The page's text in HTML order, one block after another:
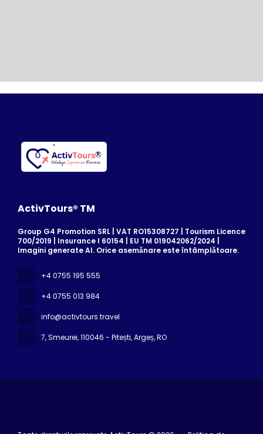
ActivTours® TM
Group G4 Promotion SRL | VAT RO15308727 | Tourism Licence
700/2019 | Insurance I 60154 | EU TM 019042062/2024 |
Imagini generate AI. Orice asemănare este întâmplătoare.
+4 0755 195 555
+4 0755 013 984
info@activtours.travel
7, Smeurei, 110046 - Pitești, Argeș, RO